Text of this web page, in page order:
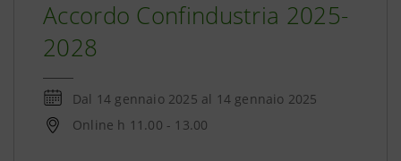
Accordo Confindustria 2025-
2028
Dal 14 gennaio 2025 al 14 gennaio 2025
Online h 11.00 - 13.00